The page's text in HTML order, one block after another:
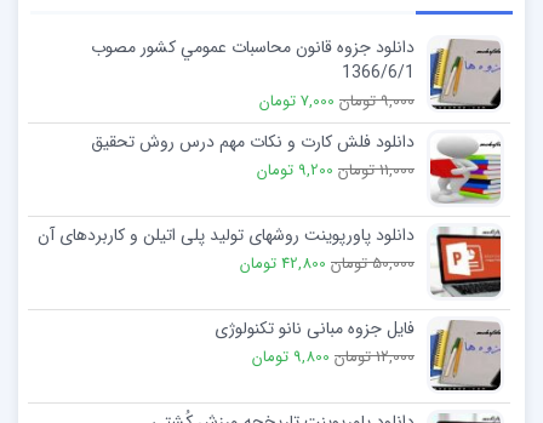
3-فاصله
3-1- فاصله ژئودزي :
فاصله دو نقطه را بر روي شبكه ژئودزي
برحسب واحدهاي تنظيم شده نشان مي دهد.
نقطه اول>انتخاب نقطه دوم>نقاط ديگر
3-3- كيلومتراژ و فاصله عمود از محور مسير
3-4- كيلومتراژ و فاصله عمود از محور اشياءكدي
دانلود جزوه قانون محاسبات عمومي كشور مصوب
1366/6/1
9,000 تومان 7,000 تومان
دانلود فلش کارت و نکات مهم درس روش تحقیق
11,000 تومان 9,200 تومان
دانلود پاورپوینت روشهای تولید پلی اتیلن و کاربردهای آن
50,000 تومان 42,800 تومان
فایل جزوه مبانی نانو تکنولوژی
12,000 تومان 9,800 تومان